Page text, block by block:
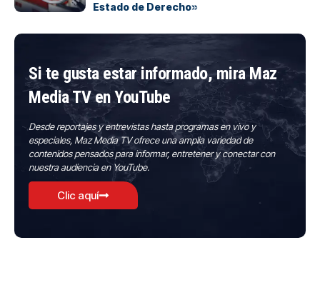
Estado de Derecho»
Si te gusta estar informado, mira Maz
Media TV en YouTube
Desde reportajes y entrevistas hasta programas en vivo y
especiales, Maz Media TV ofrece una amplia variedad de
contenidos pensados para informar, entretener y conectar con
nuestra audiencia en YouTube.
Clic aquí